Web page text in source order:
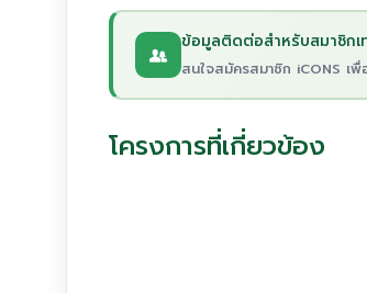
ข้อมูลติดต่อสำหรับสมาชิกเ
สนใจสมัครสมาชิก iCONS เพื่
โครงการที่เกี่ยวข้อง